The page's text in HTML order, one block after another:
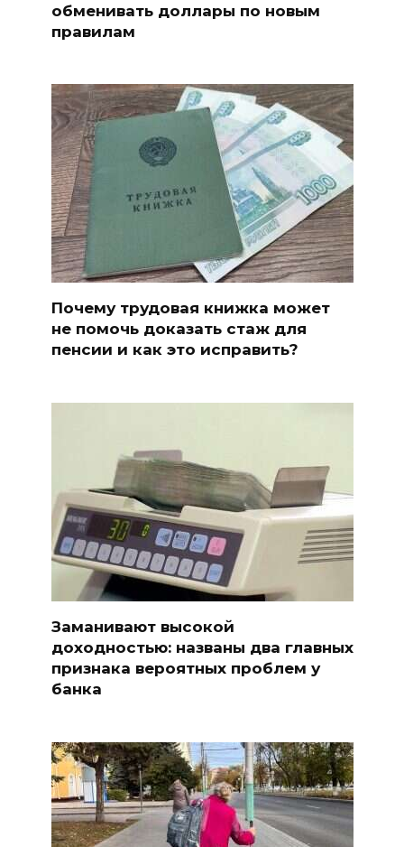
обменивать доллары по новым
правилам
Почему трудовая книжка может
не помочь доказать стаж для
пенсии и как это исправить?
Заманивают высокой
доходностью: названы два главных
признака вероятных проблем у
банка